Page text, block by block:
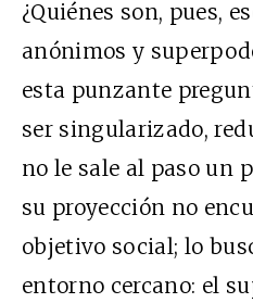
¿Quiénes son, pues,
anónimos y
esta punzante
ser singularizado,
no le sale al paso un
su proyección no
objetivo social; lo
entorno cercano: el